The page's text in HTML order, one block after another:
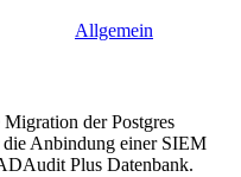
Allgemein
der Postgres
Anbindung einer SIEM
Plus Datenbank.